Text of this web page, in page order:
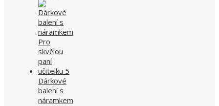
Dárkové
balení s
náramkem